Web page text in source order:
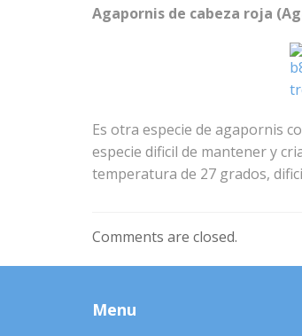
Agapornis de cabeza roja
Es otra especie de agapornis
especie dificil de mantener y
temperatura de 27 grados,
Comments are closed.
Menu